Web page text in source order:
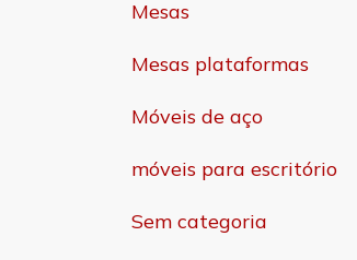
Mesas
Mesas plataformas
Móveis de aço
móveis para escritório
Sem categoria